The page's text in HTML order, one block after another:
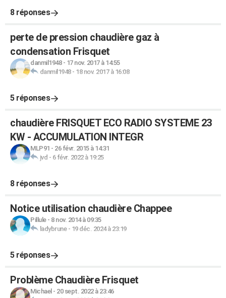
8 réponses
perte de pression chaudière gaz à
condensation Frisquet
danmil1948- 17 nov. 2017 à 14:55
danmil1948- 18 nov. 2017 à 16:08
5 réponses
chaudière FRISQUET ECO RADIO SYSTEME 23
KW - ACCUMULATION INTEGR
MLP91 - 26 févr. 2015 à 14:31
jvd - 6 févr. 2022 à 19:25
8 réponses
Notice utilisation chaudière Chappee
Pillule- 8 nov. 2014 à 09:35
ladybrune- 19 déc. 2024 à 23:19
5 réponses
Problème Chaudière Frisquet
Michael - 20 sept. 2022 à 23:46